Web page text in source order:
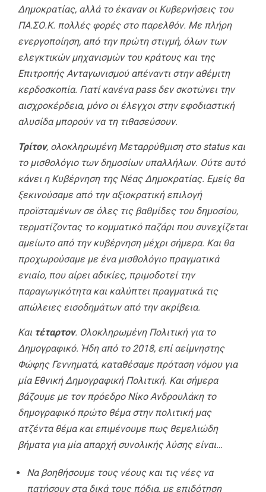
Δημοκρατίας, αλλά το έκαναν οι Κυβερνήσεις του
ΠΑ.ΣΟ.Κ. πολλές φορές στο παρελθόν. Με πλήρη
ενεργοποίηση, από την πρώτη στιγμή, όλων των
ελεγκτικών μηχανισμών του κράτους και της
Επιτροπής Ανταγωνισμού απέναντι στην αθέμιτη
κερδοσκοπία. Γιατί κανένα pass δεν σκοτώνει την
αισχροκέρδεια, μόνο οι έλεγχοι στην εφοδιαστική
αλυσίδα μπορούν να τη τιθασεύσουν.
Τρίτον, ολοκληρωμένη Μεταρρύθμιση στο status και
το μισθολόγιο των δημοσίων υπαλλήλων. Ούτε αυτό
κάνει η Κυβέρνηση της Νέας Δημοκρατίας. Εμείς θα
ξεκινούσαμε από την αξιοκρατική επιλογή
προϊσταμένων σε όλες τις βαθμίδες του δημοσίου,
τερματίζοντας το κομματικό παζάρι που συνεχίζεται
αμείωτο από την κυβέρνηση μέχρι σήμερα. Και θα
προχωρούσαμε με ένα μισθολόγιο πραγματικά
ενιαίο, που αίρει αδικίες, πριμοδοτεί την
παραγωγικότητα και καλύπτει πραγματικά τις
απώλειες εισοδημάτων από την ακρίβεια.
Και τέταρτον. Ολοκληρωμένη Πολιτική για το
Δημογραφικό. Ήδη από το 2018, επί αείμνηστης
Φώφης Γεννηματά, καταθέσαμε πρόταση νόμου για
μία Εθνική Δημογραφική Πολιτική. Και σήμερα
βάζουμε με τον πρόεδρο Νίκο Ανδρουλάκη το
δημογραφικό πρώτο θέμα στην πολιτική μας
ατζέντα θέμα και επιμένουμε πως θεμελιώδη
βήματα για μία απαρχή συνολικής λύσης είναι…
Να βοηθήσουμε τους νέους και τις νέες να
πατήσουν στα δικά τους πόδια, με επιδότηση